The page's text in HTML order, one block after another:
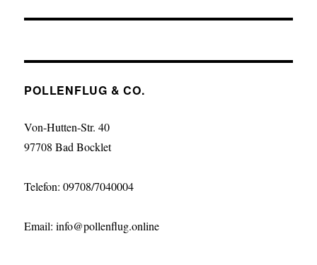
POLLENFLUG & CO.
Von-Hutten-Str. 40
97708 Bad Bocklet
Telefon: 09708/7040004
Email: info@pollenflug.online